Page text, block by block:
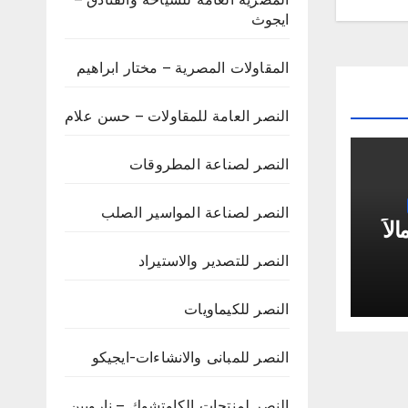
ايجوث
المقاولات المصرية – مختار ابراهيم
النصر العامة للمقاولات – حسن علام
النصر لصناعة المطروقات
النصر لصناعة المواسير الصلب
النصر للتصدير والاستيراد
النصر للكيماويات
النصر للمبانى والانشاءات-ايجيكو